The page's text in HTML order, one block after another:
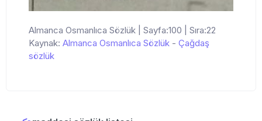
Almanca Osmanlıca Sözlük | Sayfa:100 | Sıra:22
Kaynak: Almanca Osmanlıca Sözlük - Çağdaş
sözlük